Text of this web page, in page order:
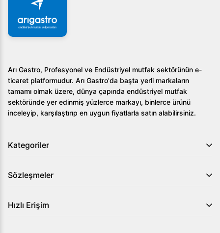
Arı Gastro, Profesyonel ve Endüstriyel mutfak sektörünün e-
ticaret platformudur. Arı Gastro'da başta yerli markaların
tamamı olmak üzere, dünya çapında endüstriyel mutfak
sektöründe yer edinmiş yüzlerce markayı, binlerce ürünü
inceleyip, karşılaştırıp en uygun fiyatlarla satın alabilirsiniz.
Kategoriler
Sözleşmeler
Hızlı Erişim